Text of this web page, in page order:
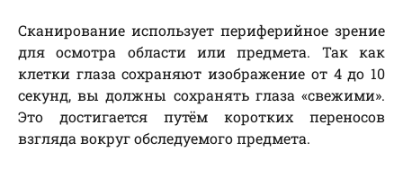
Сканирование использует периферийное зрение
для осмотра области или предмета. Так как
клетки глаза сохраняют изображение от 4 до 10
секунд, вы должны сохранять глаза «свежими».
Это достигается путём коротких переносов
взгляда вокруг обследуемого предмета.